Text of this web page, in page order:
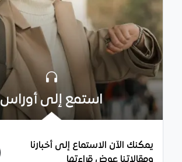
استمع إلى أوراس
يمكنك الآن الاستماع إلى أخبارنا